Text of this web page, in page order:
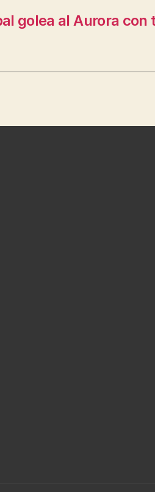
golea al Aurora con